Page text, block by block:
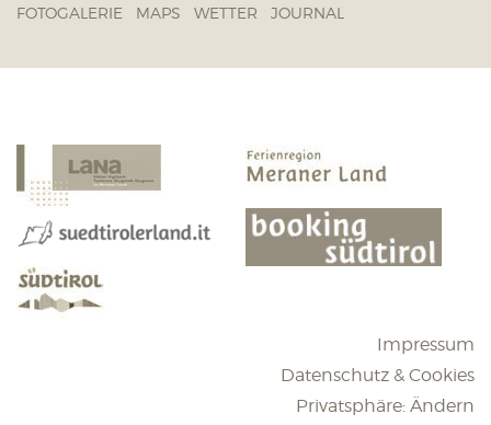
FOTOGALERIE MAPS WETTER JOURNAL
Impressum
Datenschutz & Cookies
Privatsphäre: Ändern